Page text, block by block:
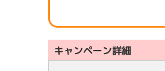
キャンペーン詳細